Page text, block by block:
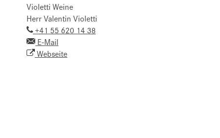
Violetti Weine
Herr Valentin Violetti
+41 55 620 14 38
E-Mail
Webseite